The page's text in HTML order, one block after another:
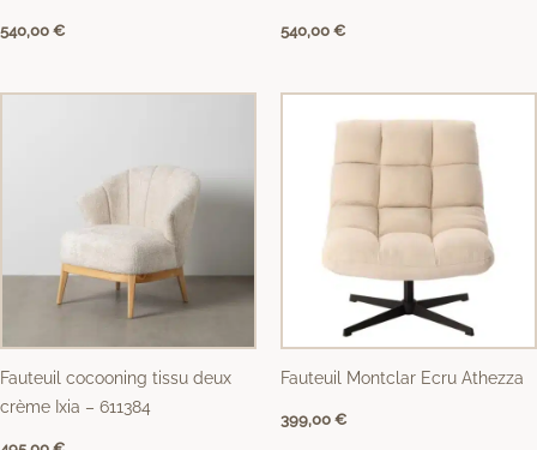
540,00 € 540,00 €
Fauteuil cocooning tissu deux
crème Ixia – 611384
Fauteuil Montclar Ecru Athezza
399,00 €